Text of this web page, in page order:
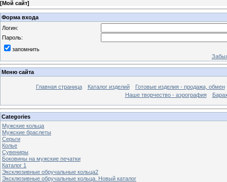
[Мой сайт]
Форма входа
Логин:
Пароль:
запомнить
Меню сайта
Главная страница Каталог изделий
Готовые изделия - продажа, обмен
Наше творчество - аэрография
Categories
Мужские кольца
Мужские браслеты
Серьги
Колье
Сувениры
Боковины на мужские печатки
Каталог 1
Эксклюзивные обручальные кольца2
Эксклюзивные обручальные кольца. Новый каталог